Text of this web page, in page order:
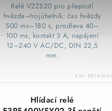
Relé V2ZS20 pro přepnutí
hvězda–trojúhelník: čas hvězdy
500 ms–180 s, prodleva 40–
100 ms, kontakt 3 A, napájení
12–240 V AC/DC, DIN 22,5
mm.
Kód: BB143946
Hlídací relé